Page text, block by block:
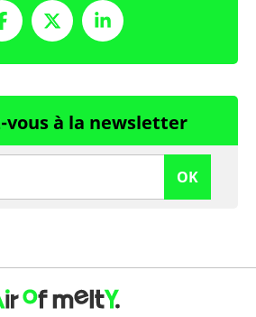
vous à la newsletter
OK